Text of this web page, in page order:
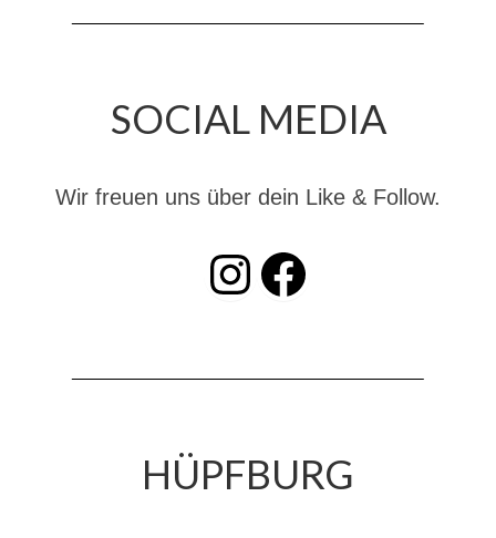
Dienstplan
10 Jahre KatS-Zug
SOCIAL MEDIA
Wir freuen uns über dein Like & Follow.
INSTAGRAM Facebook
HÜPFBURG